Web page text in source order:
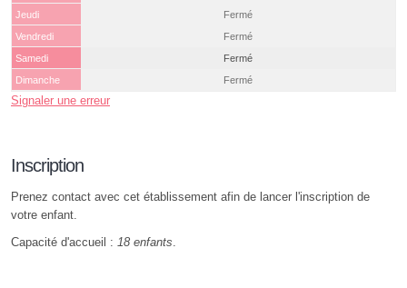
Jeudi
Fermé
Vendredi
Fermé
Samedi
Fermé
Dimanche
Fermé
Signaler une erreur
Inscription
Prenez contact avec cet établissement afin de lancer l'inscription de
votre enfant.
Capacité d'accueil : 18 enfants.